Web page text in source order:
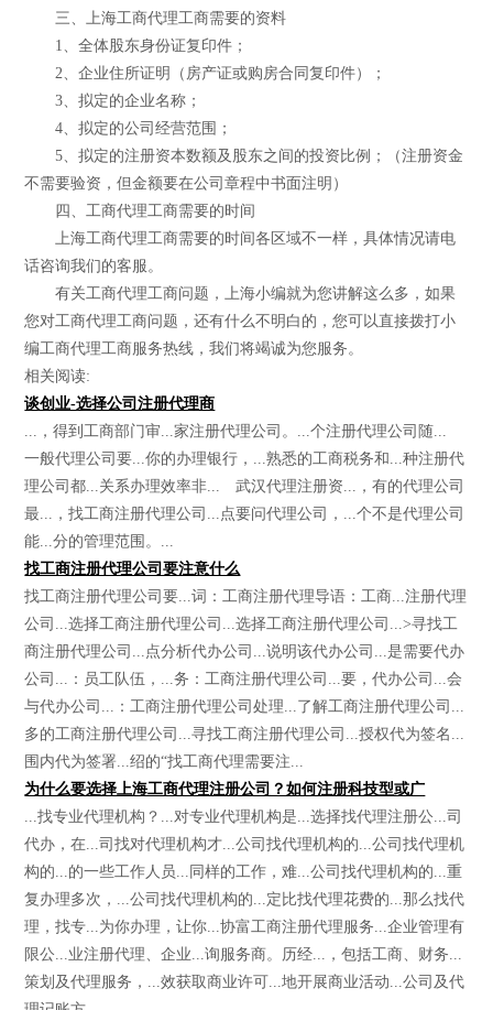
三、上海工商代理工商需要的资料
1、全体股东身份证复印件；
2、企业住所证明（房产证或购房合同复印件）；
3、拟定的企业名称；
4、拟定的公司经营范围；
5、拟定的注册资本数额及股东之间的投资比例；（注册资金
不需要验资，但金额要在公司章程中书面注明）
四、工商代理工商需要的时间
上海工商代理工商需要的时间各区域不一样，具体情况请电
话咨询我们的客服。
有关工商代理工商问题，上海小编就为您讲解这么多，如果
您对工商代理工商问题，还有什么不明白的，您可以直接拨打小
编工商代理工商服务热线，我们将竭诚为您服务。
相关阅读:
谈创业-选择公司注册代理商
...，得到工商部门审...家注册代理公司。...个注册代理公司随...
一般代理公司要...你的办理银行，...熟悉的工商税务和...种注册代
理公司都...关系办理效率非... 武汉代理注册资...，有的代理公司
最...，找工商注册代理公司...点要问代理公司，...个不是代理公司
能...分的管理范围。...
找工商注册代理公司要注意什么
找工商注册代理公司要...词：工商注册代理导语：工商...注册代理
公司...选择工商注册代理公司...选择工商注册代理公司...>寻找工
商注册代理公司...点分析代办公司...说明该代办公司...是需要代办
公司...：员工队伍，...务：工商注册代理公司...要，代办公司...会
与代办公司...：工商注册代理公司处理...了解工商注册代理公司...
多的工商注册代理公司...寻找工商注册代理公司...授权代为签名...
围内代为签署...绍的“找工商代理需要注...
为什么要选择上海工商代理注册公司？如何注册科技型或广
...找专业代理机构？...对专业代理机构是...选择找代理注册公...司
代办，在...司找对代理机构才...公司找代理机构的...公司找代理机
构的...的一些工作人员...同样的工作，难...公司找代理机构的...重
复办理多次，...公司找代理机构的...定比找代理花费的...那么找代
理，找专...为你办理，让你...协富工商注册代理服务...企业管理有
限公...业注册代理、企业...询服务商。历经...，包括工商、财务...
策划及代理服务，...效获取商业许可...地开展商业活动...公司及代